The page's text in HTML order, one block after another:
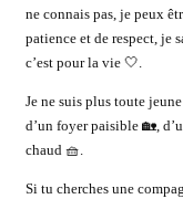
ne connais pas, je peux
patience et de respect, je
c’est pour la vie 🤍.
Je ne suis plus toute
d’un foyer paisible 🏡,
chaud 🧺.
Si tu cherches une